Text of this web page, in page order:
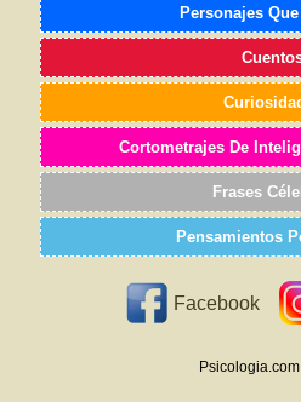
Personajes
Cortometrajes De
Frases
Pensamientos
Facebook